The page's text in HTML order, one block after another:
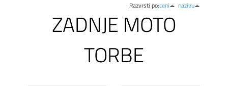
Razvrsti po:ceni nazivu
ZADNJE MOTO
TORBE